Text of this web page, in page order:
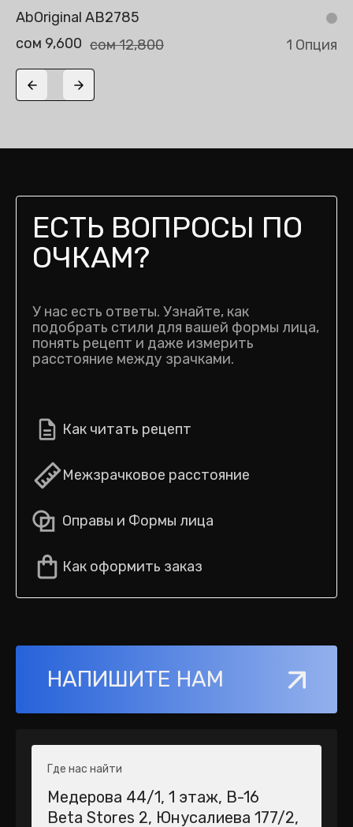
AbOriginal AB2785
сом 9,600 сом 12,800 1 Опция
Previous slide
Next slide
ЕСТЬ ВОПРОСЫ ПО
ОЧКАМ?
У нас есть ответы. Узнайте, как
подобрать стили для вашей формы лица,
понять рецепт и даже измерить
расстояние между зрачками.
Как читать рецепт
Межзрачковое расстояние
Оправы и Формы лица
Как оформить заказ
НАПИШИТЕ НАМ
Где нас найти
Медерова 44/1​, 1 этаж, В-16
Beta Stores 2​, Юнусалиева 177/2,